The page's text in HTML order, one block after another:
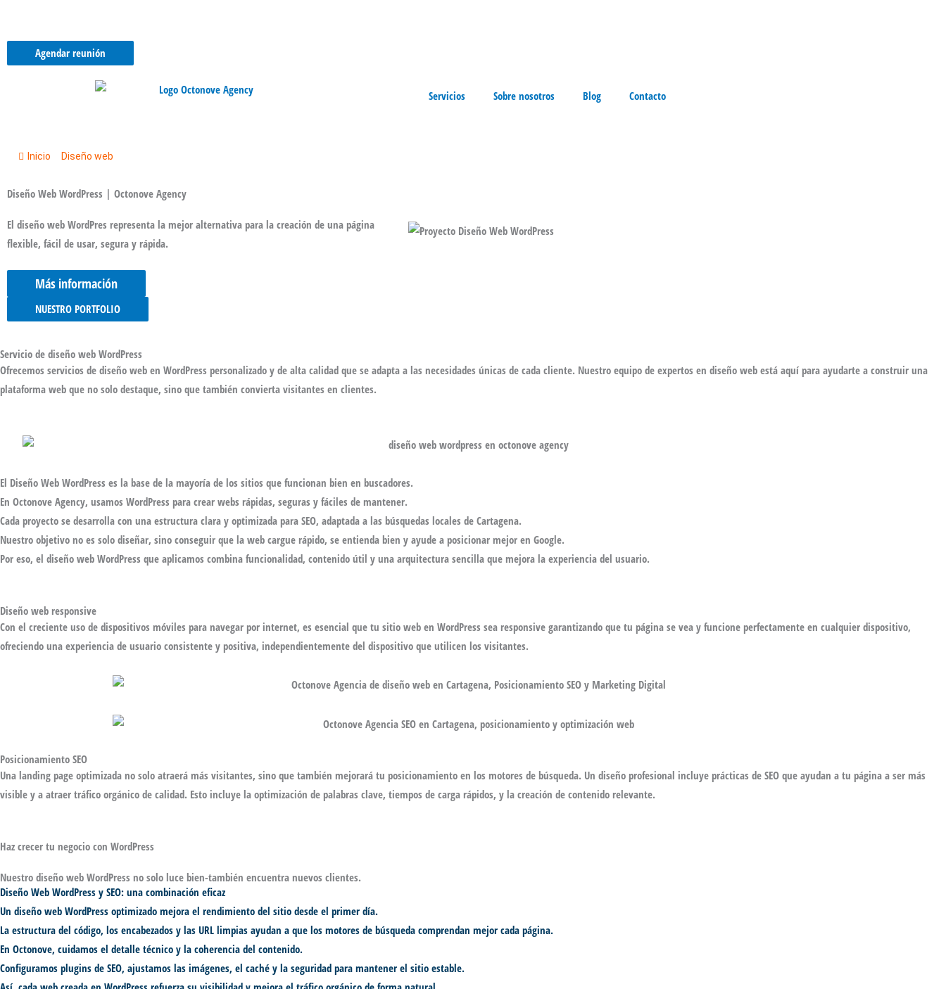
contenidoAgendar reunión
Servicios Sobre nosotros Blog Contacto
Inicio Diseño web
Diseño Web WordPress | Octonove Agency
El diseño web WordPres representa la mejor alternativa para la creación de una página
flexible, fácil de usar, segura y rápida.
Más información
NUESTRO PORTFOLIO
Servicio de diseño web WordPress
Ofrecemos servicios de diseño web en WordPress personalizado y de alta calidad que se adapta a las necesidades únicas de cada cliente. Nuestro equipo de expertos en diseño web está aquí para ayudarte a construir una
plataforma web que no solo destaque, sino que también convierta visitantes en clientes.
El Diseño Web WordPress es la base de la mayoría de los sitios que funcionan bien en buscadores.
En Octonove Agency, usamos WordPress para crear webs rápidas, seguras y fáciles de mantener.
Cada proyecto se desarrolla con una estructura clara y optimizada para SEO, adaptada a las búsquedas locales de Cartagena.
Nuestro objetivo no es solo diseñar, sino conseguir que la web cargue rápido, se entienda bien y ayude a posicionar mejor en Google.
Por eso, el diseño web WordPress que aplicamos combina funcionalidad, contenido útil y una arquitectura sencilla que mejora la experiencia del usuario.
Diseño web responsive
Con el creciente uso de dispositivos móviles para navegar por internet, es esencial que tu sitio web en WordPress sea responsive garantizando que tu página se vea y funcione perfectamente en cualquier dispositivo,
ofreciendo una experiencia de usuario consistente y positiva, independientemente del dispositivo que utilicen los visitantes.
Posicionamiento SEO
Una landing page optimizada no solo atraerá más visitantes, sino que también mejorará tu posicionamiento en los motores de búsqueda. Un diseño profesional incluye prácticas de SEO que ayudan a tu página a ser más
visible y a atraer tráfico orgánico de calidad. Esto incluye la optimización de palabras clave, tiempos de carga rápidos, y la creación de contenido relevante.
Haz crecer tu negocio con WordPress
Nuestro diseño web WordPress no solo luce bien-también encuentra nuevos clientes.
Diseño Web WordPress y SEO: una combinación eficaz
Un diseño web WordPress optimizado mejora el rendimiento del sitio desde el primer día.
La estructura del código, los encabezados y las URL limpias ayudan a que los motores de búsqueda comprendan mejor cada página.
En Octonove, cuidamos el detalle técnico y la coherencia del contenido.
Configuramos plugins de SEO, ajustamos las imágenes, el caché y la seguridad para mantener el sitio estable.